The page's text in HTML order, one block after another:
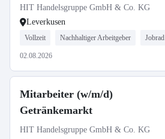
HIT Handelsgruppe GmbH & Co. KG
Leverkusen
Vollzeit Nachhaltiger Arbeitgeber Jobrad
02.08.2026
Mitarbeiter (w/m/d)
Getränkemarkt
HIT Handelsgruppe GmbH & Co. KG